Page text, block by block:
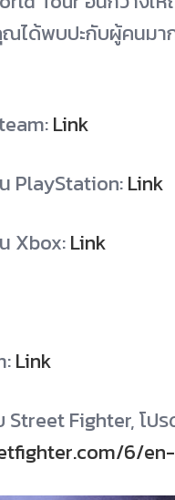
ได้พบปะกับผู้คนมา
Link
PlayStation:Link
Xbox:Link
Link
Fighter, โปร
6/